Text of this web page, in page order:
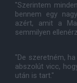
"Szerintem
bennem egy
azért, amit a
semmilyen
"De szeretném,
abszolút vicc,
után is tart."